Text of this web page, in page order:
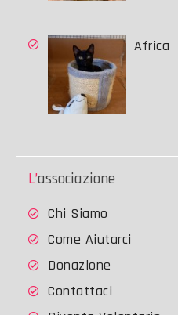
Africa
L’associazione
Chi Siamo
Come Aiutarci
Donazione
Contattaci